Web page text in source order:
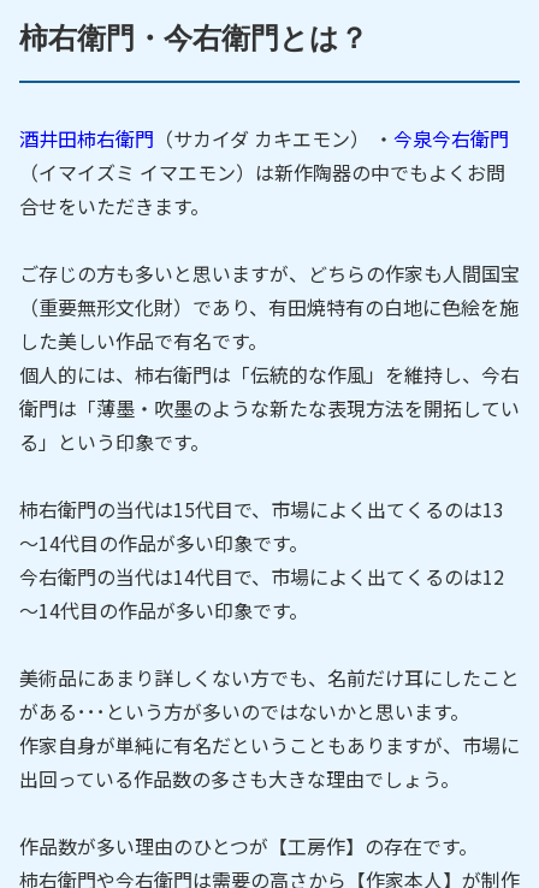
柿右衛門・今右衛門とは？
酒井田柿右衛門 （サカイダ カキエモン） ・ 今泉今右衛門
（イマイズミ イマエモン）は新作陶器の中でもよくお問
合せをいただきます。
ご存じの方も多いと思いますが、どちらの作家も人間国宝
（重要無形文化財）であり、有田焼特有の白地に色絵を施
した美しい作品で有名です。
個人的には、柿右衛門は「伝統的な作風」を維持し、今右
衛門は「薄墨・吹墨のような新たな表現方法を開拓してい
る」という印象です。
柿右衛門の当代は15代目で、市場によく出てくるのは13
～14代目の作品が多い印象です。
今右衛門の当代は14代目で、市場によく出てくるのは12
～14代目の作品が多い印象です。
美術品にあまり詳しくない方でも、名前だけ耳にしたこと
がある･･･という方が多いのではないかと思います。
作家自身が単純に有名だということもありますが、市場に
出回っている作品数の多さも大きな理由でしょう。
作品数が多い理由のひとつが【工房作】の存在です。
柿右衛門や今右衛門は需要の高さから【作家本人】が制作